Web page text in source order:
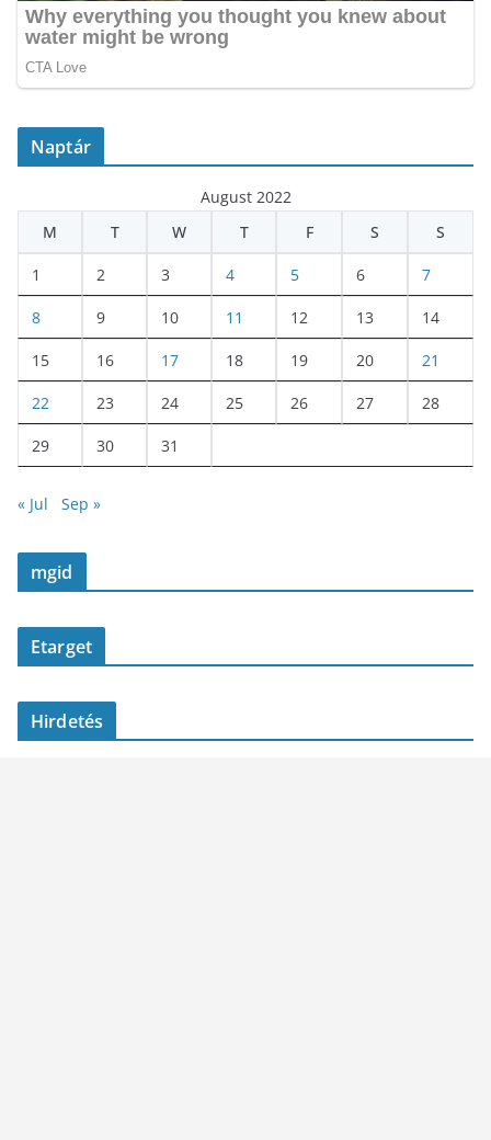
Naptár
August 2022
M
T W T F S S
1 2 3 4 5 6 7
8 9 10 11 12 13 14
15 16 17 18 19 20 21
22 23 24 25 26 27 28
29 30 31
« Jul Sep »
mgid
Etarget
Hirdetés